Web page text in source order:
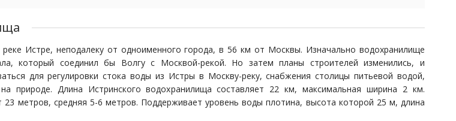
Истре, неподалеку от одноименного города, в 56 км от Москвы. Изначально водохранилище
который соединил бы Волгу с Москвой-рекой. Но затем планы строителей изменились, и
для регулировки стока воды из Истры в Москву-реку, снабжения столицы питьевой водой,
природе. Длина Истринского водохранилища составляет 22 км, максимальная ширина 2 км.
23 метров, средняя 5-6 метров. Поддерживает уровень воды плотина, высота которой 25 м, длина
Истринского водозранилища составляет порядка 33 км